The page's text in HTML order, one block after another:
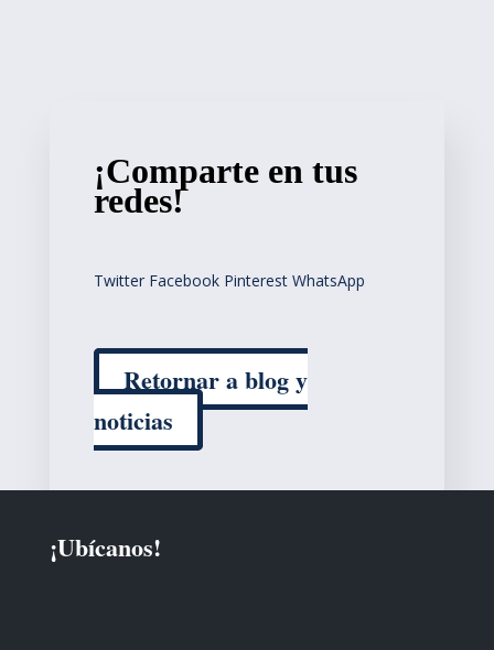
¡Comparte en tus
redes!
Twitter Facebook Pinterest WhatsApp
Retornar a blog y
noticias
¡Ubícanos!